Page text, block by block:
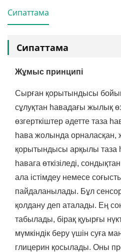
Сипаттама
Сипаттама
Жұмыс принципі
Сырған қорытындысы
сұлуқтан һавадағы жылық
өзгерткіштер әдетте таза
һава жолында
қорытындысы арқылы таза
һавага өткізіледі,
ала істімдеу немесе
пайдаланылады. Бұл
қолдану деп аталады. Ең
табылады, бірақ қуырғы
мүмкіндік беру үшін суға
глицерин қосылады. Оны